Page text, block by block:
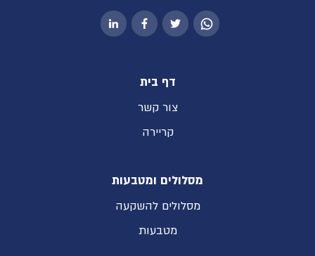
דף בית
צור קשר
קריירה
מסלולים ומטבעות
מסלולים להשקעה
מטבעות